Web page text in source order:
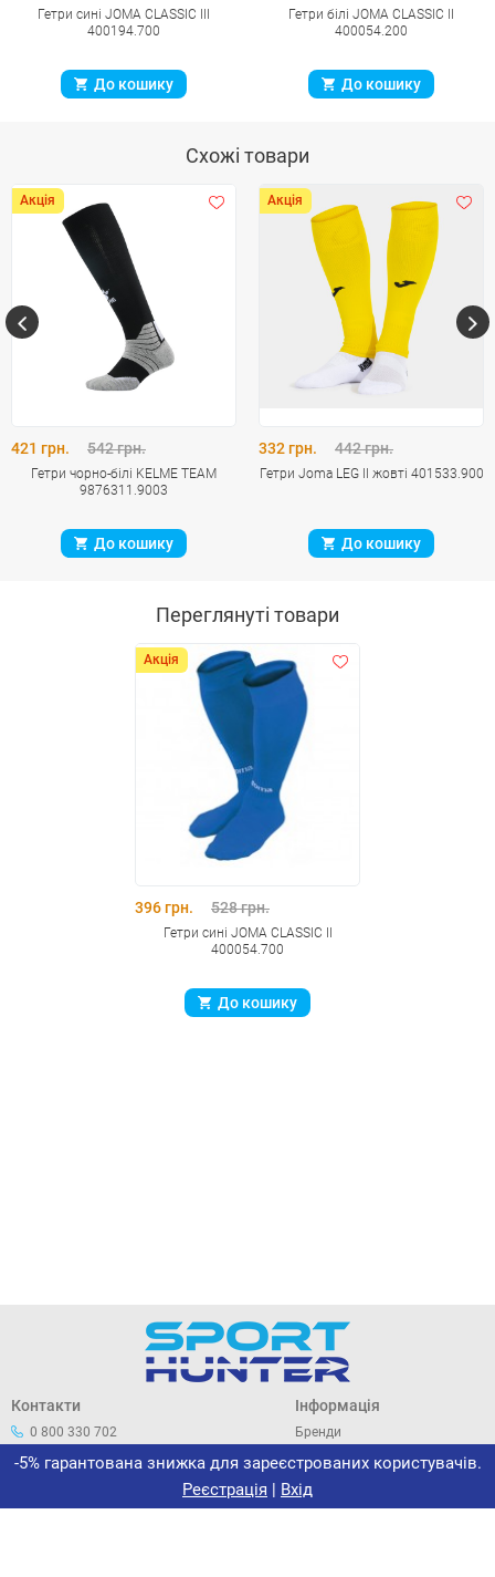
-5% гарантована знижка для зареєстрованих користувачів.
Реєстрація | Вхід
Гетри синi JOMA CLASSIC III
400194.700
До кошику
Гетри бiлi JOMA CLASSIC II
400054.200
До кошику
Схожі товари
Акція
421 грн. 542 грн.
Гетри чорно-білі KELME TEAM
9876311.9003
До кошику
Акція
332 грн. 442 грн.
Гетри Joma LEG II жовті 401533.900
До кошику
Переглянуті товари
Акція
396 грн. 528 грн.
Гетри синi JOMA CLASSIC II
400054.700
До кошику
Контакти
0 800 330 702
044 33 44 305
office@sporthunter.com.ua
Інформація
Бренди
Політика конфіденційності
Договір публічної оферти